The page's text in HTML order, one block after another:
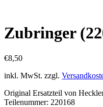
Zubringer
€8,50
inkl. MwSt. zzgl.
Original Ersatzteil von
Teilenummer: 220168